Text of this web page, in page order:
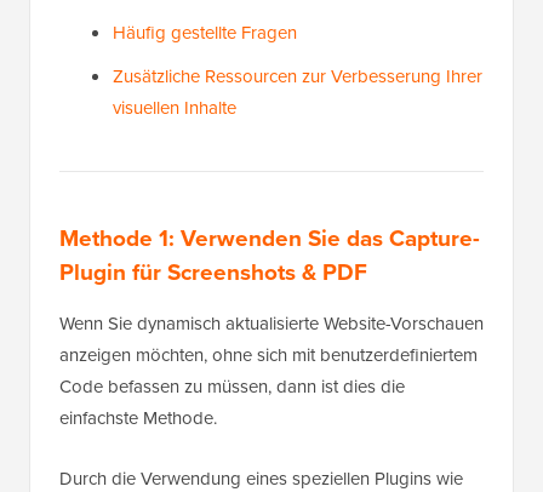
Häufig gestellte Fragen
Zusätzliche Ressourcen zur Verbesserung Ihrer
visuellen Inhalte
Methode 1: Verwenden Sie das Capture-
Plugin für Screenshots & PDF
Wenn Sie dynamisch aktualisierte Website-Vorschauen
anzeigen möchten, ohne sich mit benutzerdefiniertem
Code befassen zu müssen, dann ist dies die
einfachste Methode.
Durch die Verwendung eines speziellen Plugins wie